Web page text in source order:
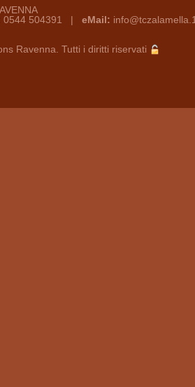
0544 504391 | eMail:
Ravenna. Tutti i diritti riservati